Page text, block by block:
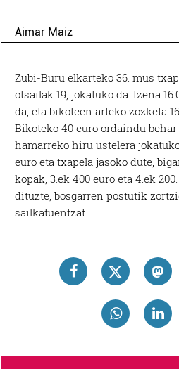
Aimar Maiz
Zubi-Buru elkarteko 36. mus
otsailak 19, jokatuko da. Izena
da, eta bikoteen arteko zozketa
Bikoteko 40 euro ordaindu behar
hamarreko hiru ustelera
euro eta txapela jasoko dute,
kopak, 3.ek 400 euro eta 4.ek
dituzte, bosgarren postutik
sailkatuentzat.